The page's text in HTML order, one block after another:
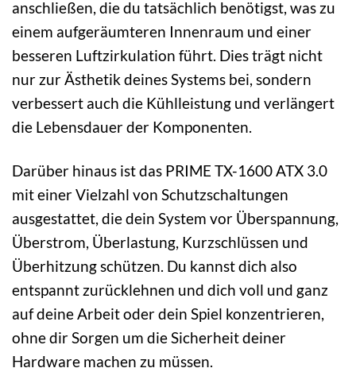
anschließen, die du tatsächlich benötigst, was zu
einem aufgeräumteren Innenraum und einer
besseren Luftzirkulation führt. Dies trägt nicht
nur zur Ästhetik deines Systems bei, sondern
verbessert auch die Kühlleistung und verlängert
die Lebensdauer der Komponenten.
Darüber hinaus ist das PRIME TX-1600 ATX 3.0
mit einer Vielzahl von Schutzschaltungen
ausgestattet, die dein System vor Überspannung,
Überstrom, Überlastung, Kurzschlüssen und
Überhitzung schützen. Du kannst dich also
entspannt zurücklehnen und dich voll und ganz
auf deine Arbeit oder dein Spiel konzentrieren,
ohne dir Sorgen um die Sicherheit deiner
Hardware machen zu müssen.